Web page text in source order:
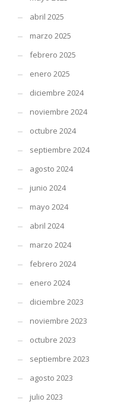
abril 2025
marzo 2025
febrero 2025
enero 2025
diciembre 2024
noviembre 2024
octubre 2024
septiembre 2024
agosto 2024
junio 2024
mayo 2024
abril 2024
marzo 2024
febrero 2024
enero 2024
diciembre 2023
noviembre 2023
octubre 2023
septiembre 2023
agosto 2023
julio 2023